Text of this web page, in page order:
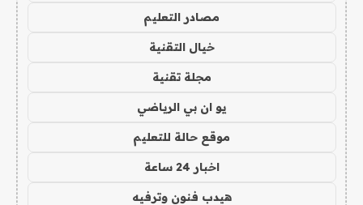
مصادر التعليم
خيال التقنية
مجلة تقنية
يو ان بي الرياضي
موقع حالة للتعليم
اخبار 24 ساعة
هيدب فنون وترفيه